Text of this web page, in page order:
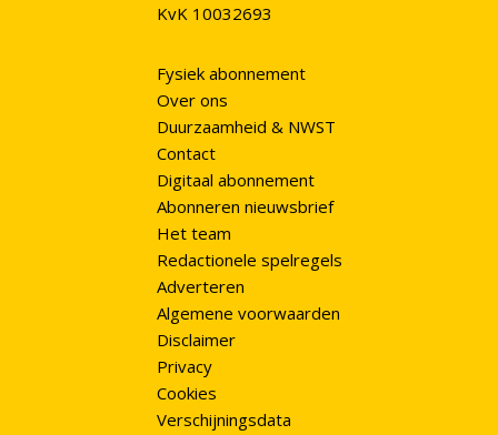
KvK 10032693
Fysiek abonnement
Over ons
Duurzaamheid & NWST
Contact
Digitaal abonnement
Abonneren nieuwsbrief
Het team
Redactionele spelregels
Adverteren
Algemene voorwaarden
Disclaimer
Privacy
Cookies
Verschijningsdata